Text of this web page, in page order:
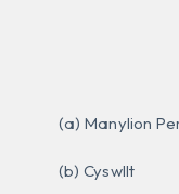
(a) Manylion
(b) Cyswllt